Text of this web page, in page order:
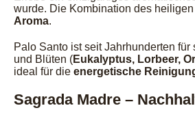
wurde. Die Kombination des
Aroma.
Palo Santo ist seit Jahrhunderten
und Blüten (Eukalyptus, Lorbeer,
ideal für die energetische
Sagrada Madre –